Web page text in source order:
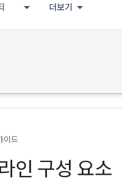
더보기
이드
인 구성 요소